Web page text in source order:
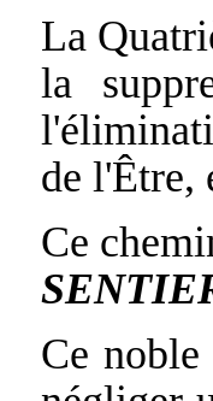
La
la
de l'Être,
Ce
Ce